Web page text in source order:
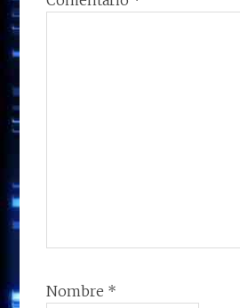
Nombre *